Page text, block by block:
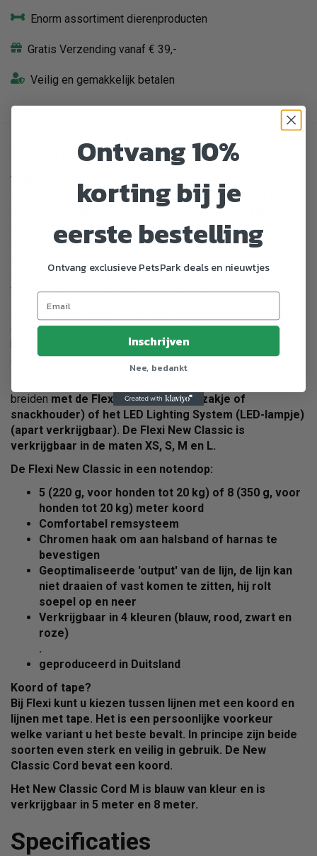
Enorm assortiment dierenproducten
Gratis Verzending vanaf € 39,-
Veilig en gemakkelijk betalen
Omschrijving
Veilig en comfortabel wandelen met uw hond
Het uitlaten van uw trouwe viervoeter was nog nooit zo leuk
als met de
van Flexi. Een van deze is de
Classic Cord M. Met zijn stylish designen
ergonomische handgreepligt hij lekker in de hand. De
innovatieve remsysteem kunt u de leiband ook op een
vaste lengte afstellen die u prettig vindt.
Met een leiband geeft u uw hond
die hij met een gewone leiband niet heeft. Ideaal als uw
hond niet goed los kan lopen (bijvoorbeeld bij jachthonden)
of als uw hond in de buurt aangelijnd moet zijn.
breiden met de Flexi Multi Box (poepzakje of
snackhouder) of het LED Lighting System (LED-lampje)
(apart verkrijgbaar). De Flexi New Classic is
verkrijgbaar in de maten XS, S, M en L.
De Flexi New Classic in een notendop:
5 (220 g, voor honden tot 20 kg) of 8 (350 g, voor
honden tot 20 kg) meter koord
Comfortabel remsysteem
Chromen haak om aan halsband of harnas te
bevestigen
Geoptimaliseerde 'output' van de lijn, de lijn kan
niet draaien of vast komen te zitten, hij rolt
soepel op en neer
Verkrijgbaar in 4 kleuren (blauw, rood, zwart en
roze)
.
geproduceerd in Duitsland
Koord of tape?
Bij Flexi kunt u kiezen tussen lijnen met een koord en
lijnen met tape. Het is een persoonlijke voorkeur
welke variant u het beste bevalt. In principe zijn beide
soorten even sterk en veilig in gebruik. De New
Classic Cord bevat een koord.
Het New Classic Cord M is blauw van kleur en is
verkrijgbaar in 5 meter en 8 meter.
Specificaties
Ontvang 10%
korting bij je
eerste bestelling
Ontvang exclusieve PetsPark deals en nieuwtjes
Inschrijven
Nee, bedankt